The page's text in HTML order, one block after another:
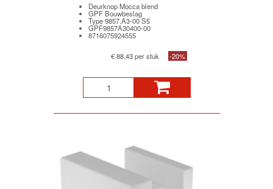
Deurknop Mocca blend
GPF Bouwbeslag
Type 9857.A3-00 S5
GPF9857A30400-00
8716075924555
€ 88,43 per stuk -20%